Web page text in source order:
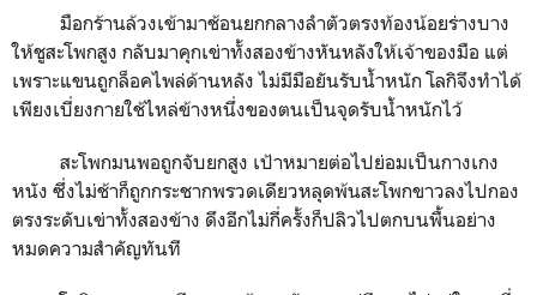
มือกร้านล้วงเข้ามาช้อนยกกลางลำตัวตรงท้องน้อยร่างบาง
ให้ชูสะโพกสูง กลับมาคุกเข่าทั้งสองข้างหันหลังให้เจ้าของมือ แต่
เพราะแขนถูกล็อคไพล่ด้านหลัง ไม่มีมือยันรับน้ำหนัก โลกิจึงทำได้
เพียงเบี่ยงกายใช้ไหล่ข้างหนึ่งของตนเป็นจุดรับน้ำหนักไว้
สะโพกมนพอถูกจับยกสูง เป้าหมายต่อไปย่อมเป็นกางเกง
หนัง ซึ่งไม่ช้าก็ถูกกระชากพรวดเดียวหลุดพ้นสะโพกขาวลงไปกอง
ตรงระดับเข่าทั้งสองข้าง ดึงอีกไม่กี่ครั้งก็ปลิวไปตกบนพื้นอย่าง
หมดความสำคัญทันที